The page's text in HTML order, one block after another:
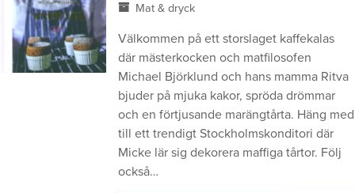
Mat & dryck
Välkommen på ett storslaget kaffekalas
där mästerkocken och matfilosofen
Michael Björklund och hans mamma Ritva
bjuder på mjuka kakor, spröda drömmar
och en förtjusande marängtårta. Häng med
till ett trendigt Stockholmskonditori där
Micke lär sig dekorera maffiga tårtor. Följ
också…